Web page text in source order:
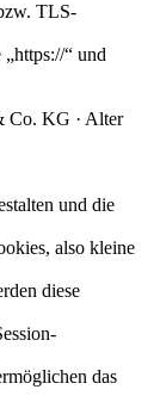
TLS-
“ und
Co. KG · Alter
und die
also kleine
diese
das